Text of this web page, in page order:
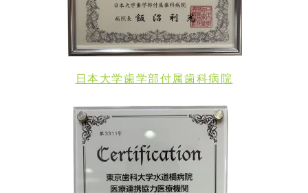
日本大学歯学部付属歯科病院